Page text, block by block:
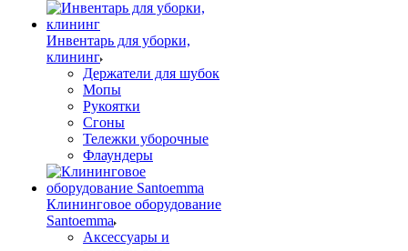
Инвентарь для уборки,
клининг
Держатели для шубок
Мопы
Рукоятки
Сгоны
Тележки уборочные
Флаундеры
Клининговое оборудование
Santoemma
Аксессуары и